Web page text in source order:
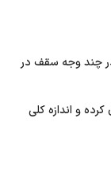
چند وجه سقف در
و اندازه کلی